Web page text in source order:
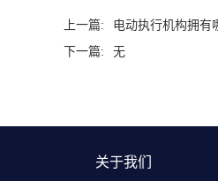
上一篇:
电动执行机构‍拥有
下一篇:
无
关于我们